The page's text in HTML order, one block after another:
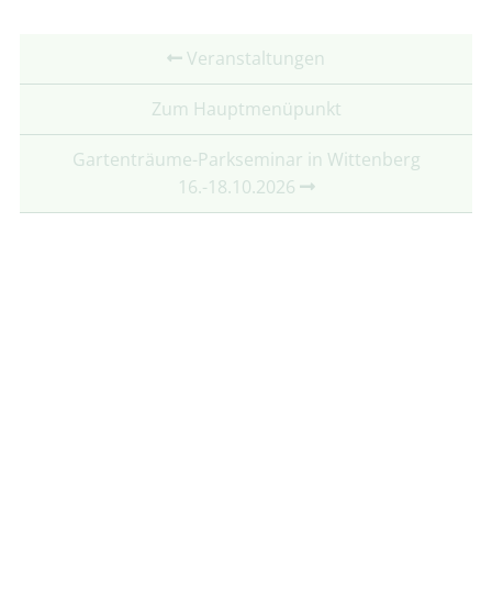
Veranstaltungen
Zum Hauptmenüpunkt
Gartenträume-Parkseminar in Wittenberg
16.-18.10.2026